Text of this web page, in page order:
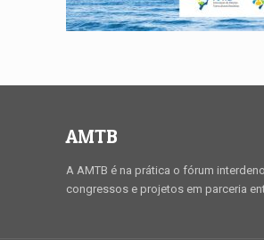
AMTB
A AMTB é na prática o fórum
congressos e projetos em parceria